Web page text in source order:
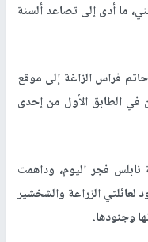
ما أدى إلى تصاعد ألسنة
فراس الزاغة إلى موقع
في الطابق الأول من إحدى
فجر اليوم، وداهمت
لعائلتي الزراعة والشخشير
وجنودها.